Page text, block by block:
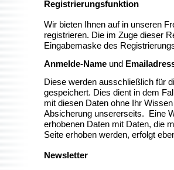
Registrierungsfunktion
Wir bieten Ihnen auf in unseren
registrieren. Die im Zuge dieser
Eingabemaske des
Anmelde-Name und
Diese werden ausschließlich für
gespeichert. Dies dient in dem
mit diesen Daten ohne Ihr
Absicherung unsererseits. Eine
erhobenen Daten mit Daten, die
Seite erhoben werden, erfolgt
Newsletter